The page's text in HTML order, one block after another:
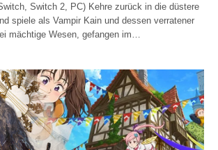
Switch 2, PC) Kehre zurück in die düstere
spiele als Vampir Kain und dessen verratener
mächtige Wesen, gefangen im…